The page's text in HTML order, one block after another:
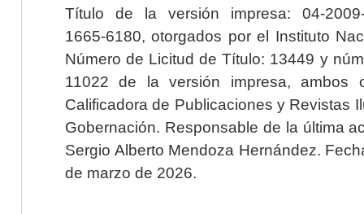
Título de la versión impresa: 04-2009-
1665-6180, otorgados por el Instituto
Número de Licitud de Título: 13449 y
11022 de la versión impresa, ambos
Calificadora de Publicaciones y Revistas
Gobernación. Responsable de la última
Sergio Alberto Mendoza Hernández.
de marzo de 2026.